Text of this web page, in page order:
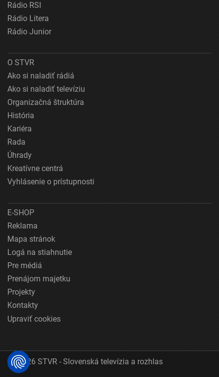
Rádio RSI
Rádio Litera
Rádio Junior
O STVR
Ako si naladiť rádiá
Ako si naladiť televíziu
Organizačná štruktúra
História
Kariéra
Rada
Úhrady
Kreatívne centrá
Vyhlásenie o prístupnosti
E-SHOP
Reklama
Mapa stránok
Logá na stiahnutie
Pre médiá
Prenájom majetku
Projekty
Kontakty
Upraviť cookies
© 2026 STVR - Slovenská televízia a rozhlas